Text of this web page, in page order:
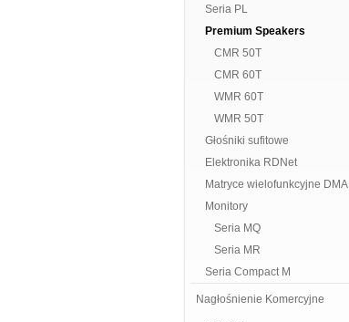
Seria PL
Premium Speakers
CMR 50T
CMR 60T
WMR 60T
WMR 50T
Głośniki sufitowe
Elektronika RDNet
Matryce wielofunkcyjne DMA
Monitory
Seria MQ
Seria MR
Seria Compact M
Nagłośnienie Komercyjne